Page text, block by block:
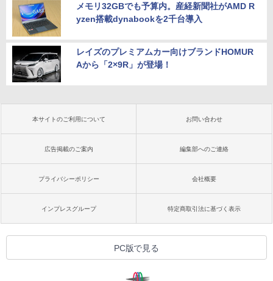
メモリ32GBでも予算内。産経新聞社がAMD R
yzen搭載dynabookを2千台導入
レイズのプレミアムカー向けブランドHOMUR
Aから「2×9R」が登場！
本サイトのご利用について お問い合わせ
広告掲載のご案内 編集部へのご連絡
プライバシーポリシー 会社概要
インプレスグループ 特定商取引法に基づく表示
PC版で見る